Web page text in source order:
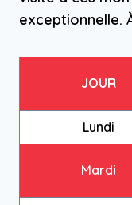
exceptionnelle.
JOUR
Lundi
Mardi